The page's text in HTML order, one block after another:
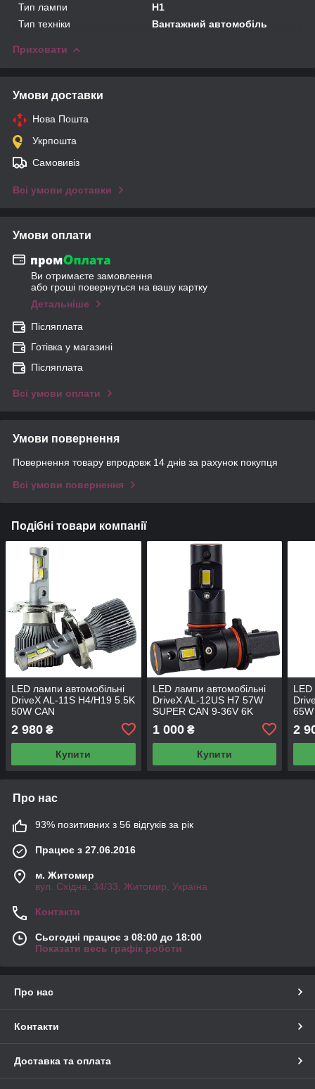
Тип лампи
H1
Тип техніки
Вантажний автомобіль
Приховати
Умови доставки
Нова Пошта
Укрпошта
Самовивіз
Всі умови доставки
Умови оплати
Ви отримаєте замовлення
або гроші повернуться на вашу картку
Детальніше
Післяплата
Готівка у магазині
Післяплата
Всі умови оплати
Умови повернення
Повернення товару впродовж 14 днів за рахунок покупця
Всі умови повернення
Подібні товари компанії
LED лампи автомобільні
DriveX AL-11S H4/H19 5.5K
50W CAN
2 980 ₴
Купити
LED лампи автомобільні
DriveX AL-12US H7 57W
SUPER CAN 9-36V 6K
1 000₴
Купити
LED
2
Про нас
93% позитивних з 56 відгуків за рік
Працює з 27.06.2016
м. Житомир
вул. Східна, 34/33, Житомир, Україна
Контакти
Сьогодні працює з 08:00 до 18:00
Показати весь графік роботи
Про нас
Контакти
Доставка та оплата